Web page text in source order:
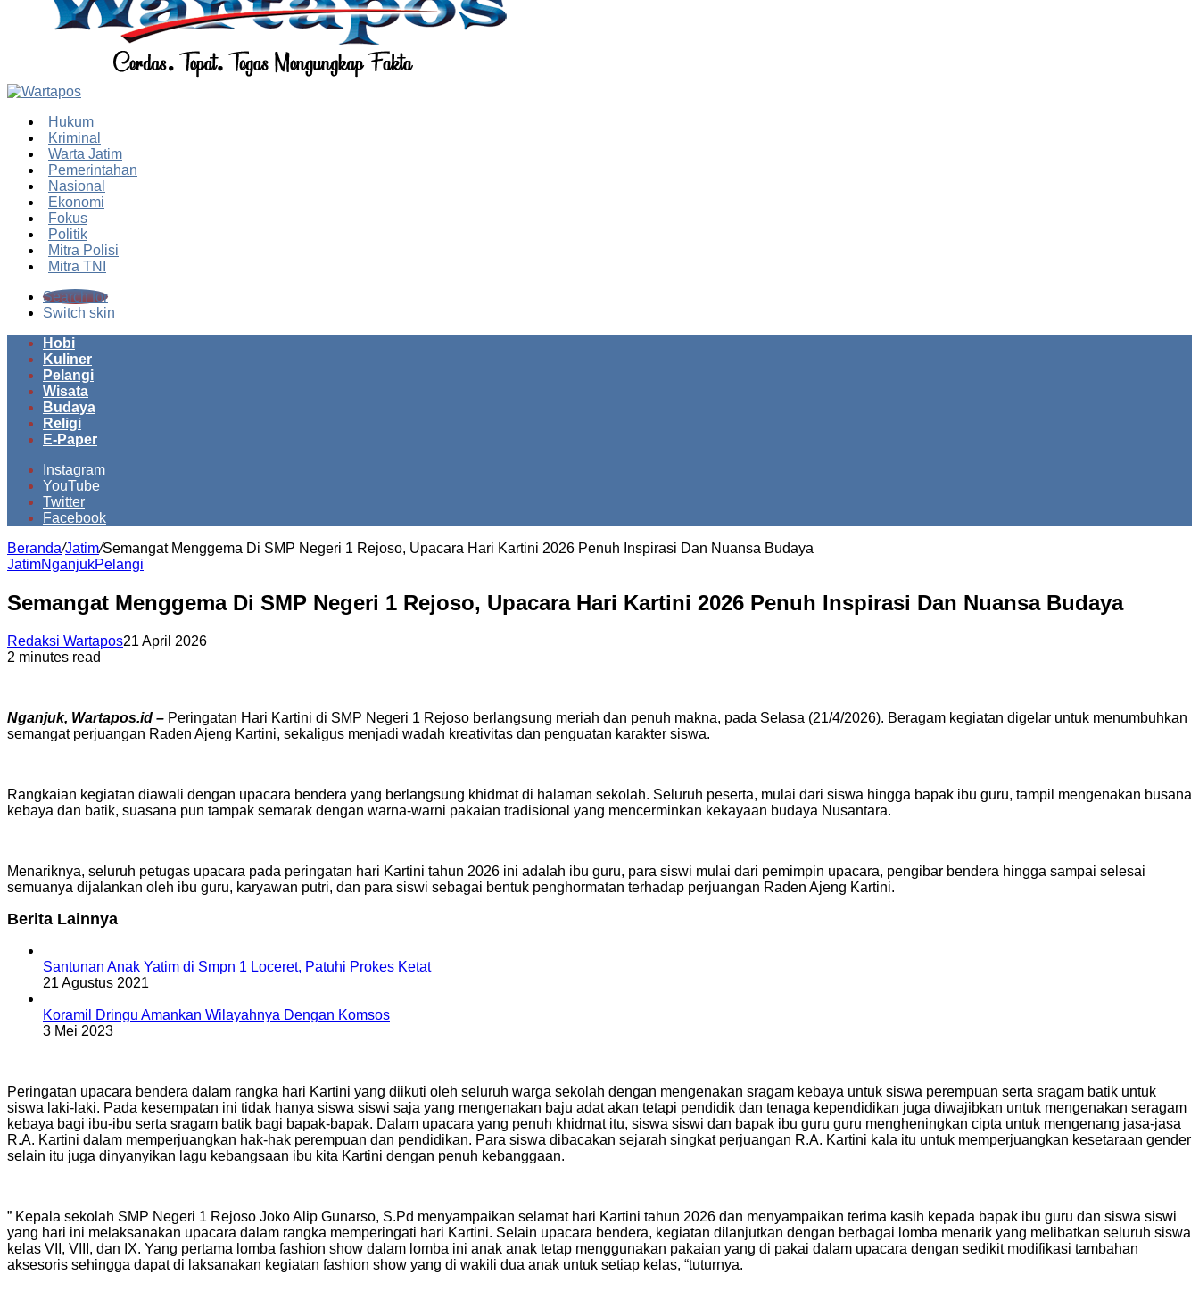
Hukum
Kriminal
Warta Jatim
Pemerintahan
Nasional
Ekonomi
Fokus
Politik
Mitra Polisi
Mitra TNI
Search for
Switch skin
Hobi
Kuliner
Pelangi
Wisata
Budaya
Religi
E-Paper
Instagram
YouTube
Twitter
Facebook
Beranda/Jatim/Semangat Menggema Di SMP Negeri 1 Rejoso, Upacara Hari Kartini 2026 Penuh Inspirasi Dan Nuansa Budaya
JatimNganjukPelangi
Semangat Menggema Di SMP Negeri 1 Rejoso, Upacara Hari Kartini 2026 Penuh Inspirasi Dan Nuansa Budaya
Redaksi Wartapos21 April 2026
2 minutes read
Nganjuk, Wartapos.id – Peringatan Hari Kartini di SMP Negeri 1 Rejoso berlangsung meriah dan penuh makna, pada Selasa (21/4/2026). Beragam kegiatan digelar untuk menumbuhkan
semangat perjuangan Raden Ajeng Kartini, sekaligus menjadi wadah kreativitas dan penguatan karakter siswa.
Rangkaian kegiatan diawali dengan upacara bendera yang berlangsung khidmat di halaman sekolah. Seluruh peserta, mulai dari siswa hingga bapak ibu guru, tampil mengenakan busana
kebaya dan batik, suasana pun tampak semarak dengan warna-warni pakaian tradisional yang mencerminkan kekayaan budaya Nusantara.
Menariknya, seluruh petugas upacara pada peringatan hari Kartini tahun 2026 ini adalah ibu guru, para siswi mulai dari pemimpin upacara, pengibar bendera hingga sampai selesai
semuanya dijalankan oleh ibu guru, karyawan putri, dan para siswi sebagai bentuk penghormatan terhadap perjuangan Raden Ajeng Kartini.
Berita Lainnya
Santunan Anak Yatim di Smpn 1 Loceret, Patuhi Prokes Ketat
21 Agustus 2021
Koramil Dringu Amankan Wilayahnya Dengan Komsos
3 Mei 2023
Peringatan upacara bendera dalam rangka hari Kartini yang diikuti oleh seluruh warga sekolah dengan mengenakan sragam kebaya untuk siswa perempuan serta sragam batik untuk
siswa laki-laki. Pada kesempatan ini tidak hanya siswa siswi saja yang mengenakan baju adat akan tetapi pendidik dan tenaga kependidikan juga diwajibkan untuk mengenakan seragam
kebaya bagi ibu-ibu serta sragam batik bagi bapak-bapak. Dalam upacara yang penuh khidmat itu, siswa siswi dan bapak ibu guru guru mengheningkan cipta untuk mengenang jasa-jasa
R.A. Kartini dalam memperjuangkan hak-hak perempuan dan pendidikan. Para siswa dibacakan sejarah singkat perjuangan R.A. Kartini kala itu untuk memperjuangkan kesetaraan gender
selain itu juga dinyanyikan lagu kebangsaan ibu kita Kartini dengan penuh kebanggaan.
” Kepala sekolah SMP Negeri 1 Rejoso Joko Alip Gunarso, S.Pd menyampaikan selamat hari Kartini tahun 2026 dan menyampaikan terima kasih kepada bapak ibu guru dan siswa siswi
yang hari ini melaksanakan upacara dalam rangka memperingati hari Kartini. Selain upacara bendera, kegiatan dilanjutkan dengan berbagai lomba menarik yang melibatkan seluruh siswa
kelas VII, VIII, dan IX. Yang pertama lomba fashion show dalam lomba ini anak anak tetap menggunakan pakaian yang di pakai dalam upacara dengan sedikit modifikasi tambahan
aksesoris sehingga dapat di laksanakan kegiatan fashion show yang di wakili dua anak untuk setiap kelas, “tuturnya.